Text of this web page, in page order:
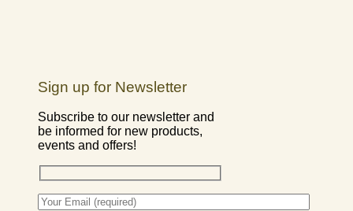
Sign up for Newsletter
Subscribe to our newsletter and
be informed for new products,
events and offers!